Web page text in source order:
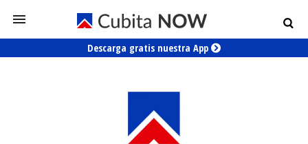
Descarga gratis nuestra App